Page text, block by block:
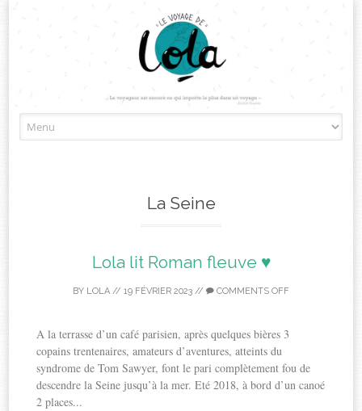
to
La Seine
Lola lit Roman fleuve ♥
BY LOLA // 19 FÉVRIER 2023 // COMMENTS OFF
A la terrasse d’un café parisien, après quelques bières 3
copains trentenaires, amateurs d’aventures, atteints du
syndrome de Tom Sawyer, font le pari complètement fou de
descendre la Seine jusqu’à la mer. Eté 2018, à bord d’un canoé
2 places...